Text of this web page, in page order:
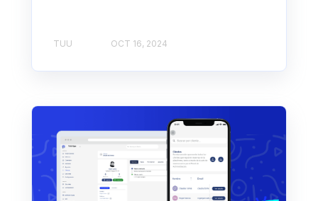
TUU OCT 16, 2024